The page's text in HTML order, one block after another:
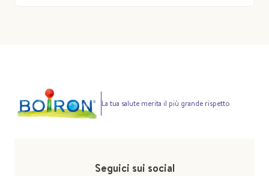
La tua salute merita il più grande rispetto
Seguici sui social